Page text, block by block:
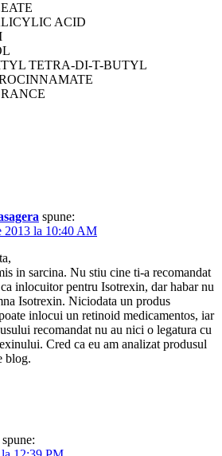
ACID
TETRA-DI-T-BUTYL
spune:
2013 la 10:40 AM
in sarcina. Nu stiu cine ti-a recomandat
inlocuitor pentru Isotrexin, dar habar nu
Isotrexin. Niciodata un produs
inlocui un retinoid medicamentos, iar
recomandat nu au nici o legatura cu
Cred ca eu am analizat produsul
blog.
spune: